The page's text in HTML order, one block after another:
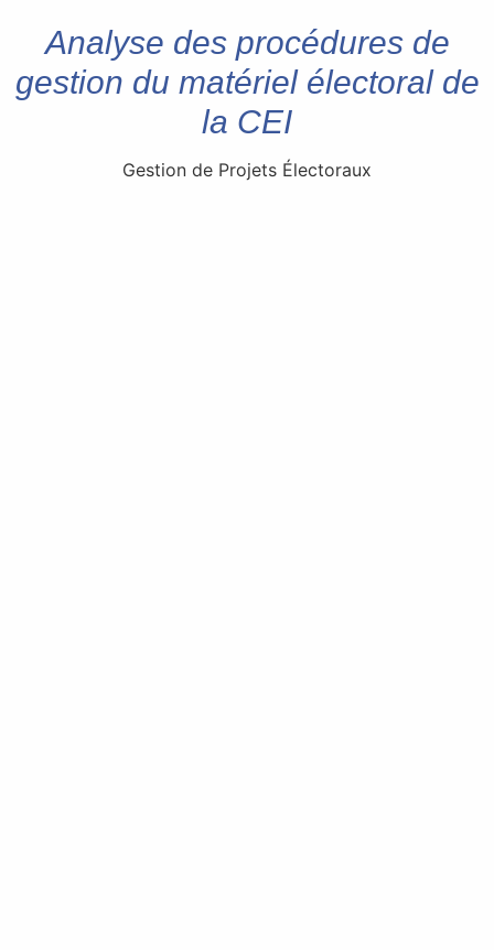
Analyse des procédures de
gestion du matériel électoral de
la CEI
Gestion de Projets Électoraux